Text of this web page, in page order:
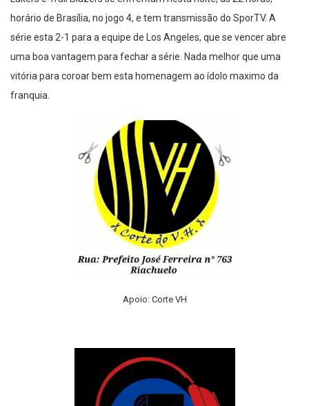
Lakers e Trail Blazers se enfrentam nesta noite, as 22 horas,
horário de Brasília, no jogo 4, e tem transmissão do SporTV. A
série esta 2-1 para a equipe de Los Angeles, que se vencer abre
uma boa vantagem para fechar a série. Nada melhor que uma
vitória para coroar bem esta homenagem ao ídolo maximo da
franquia.
Apoio: Corte VH